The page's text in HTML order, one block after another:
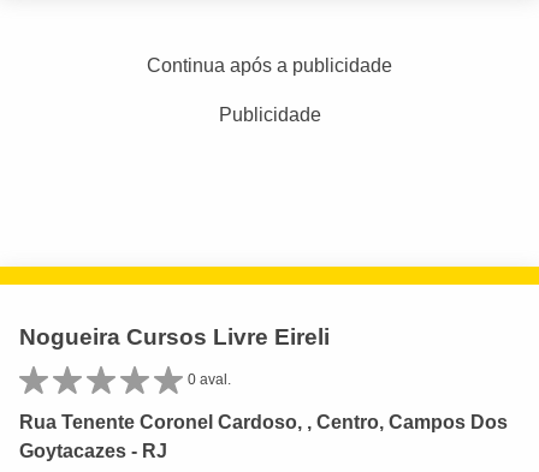
Continua após a publicidade
Publicidade
Nogueira Cursos Livre Eireli
0 aval.
Rua Tenente Coronel Cardoso, , Centro, Campos Dos
Goytacazes - RJ